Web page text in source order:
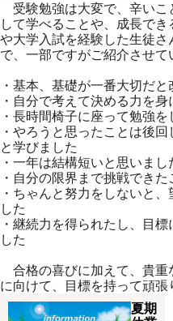
受験勉強は大変で、辛いこ
して学べることや、成長で
や大学入試を経験した生徒
で、一部ですがご紹介させて
・基本、基礎が一番大切だ
・自分で考えて決める力を身
・長時間椅子に座って勉強
・やろうと思ったことは後
と学びました
・一年は結構短いと思いまし
・自分の限界まで挑戦でき
・ちゃんと努力をしないと
した
・継続力を得られたし、目
した
合格の喜びに加えて、貴重
に向けて、目標を持って頑張
夏期